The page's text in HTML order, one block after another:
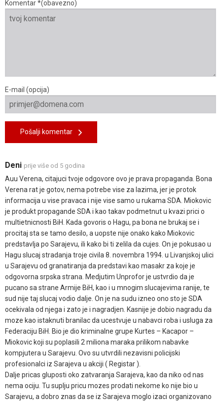
Komentar *(obavezno)
E-mail (opcija)
Pošalji komentar
Deni prije više od 5 godina
Auu Verena, citajuci tvoje odgovore ovo je prava propaganda. Bona
Verena rat je gotov, nema potrebe vise za lazima, jer je protok
informacija u vise pravaca i nije vise samo u rukama SDA. Miokovic
je produkt propagande SDA i kao takav podmetnut u kvazi prici o
multietnicnosti BiH. Kada govoris o Hagu, pa bona ne brukaj se i
procitaj sta se tamo desilo, a uopste nije onako kako Miokovic
predstavlja po Sarajevu, ili kako bi ti zelila da cujes. On je pokusao u
Hagu slucaj stradanja troje civila 8. novembra 1994. u Livanjskoj ulici
u Sarajevu od granatiranja da predstavi kao masakr za koje je
odgovorna srpska strana. Medjutim Unprofor je ustvrdio da je
pucano sa strane Armije BiH, kao i u mnogim slucajevima ranije, te
sud nije taj slucaj vodio dalje. On je na sudu izneo ono sto je SDA
ocekivala od njega i zato je i nagradjen. Kasnije je dobio nagradu da
moze kao istaknuti branilac da ucestvuje u nabavci roba i usluga za
Federaciju BiH. Bio je dio kriminalne grupe Kurtes – Kacapor –
Miokovic koji su poplasili 2 miliona maraka prilikom nabavke
kompjutera u Sarajevu. Ovo su utvrdili nezavisni policijski
profesionalci iz Sarajeva u akciji ( Registar ).
Dalje pricas gluposti oko zatvaranja Sarajeva, kao da niko od nas
nema ociju. Tu suplju pricu mozes prodati nekome ko nije bio u
Sarajevu, a dobro znas da se iz Sarajeva moglo izaci organizovano